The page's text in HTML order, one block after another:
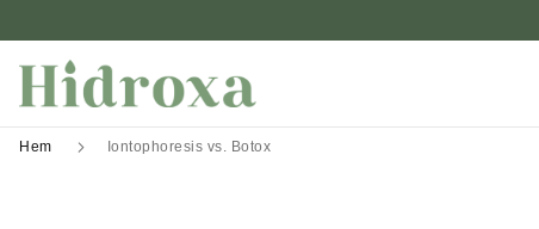
Hem Iontophoresis vs. Botox